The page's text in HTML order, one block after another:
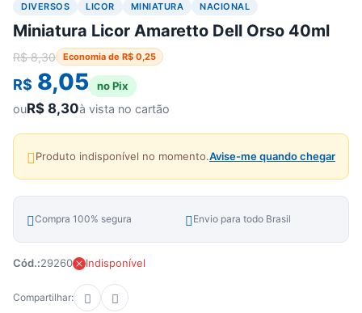
DIVERSOS LICOR MINIATURA NACIONAL
Miniatura Licor Amaretto Dell Orso 40ml
R$8,30 Economia de R$ 0,25
R$ 8,05 no Pix
ouR$ 8,30à vista no cartão
Produto indisponível no momento.Avise-me quando chegar
Compra 100% segura Envio para todo Brasil
Cód.:29260 Indisponível
Compartilhar: